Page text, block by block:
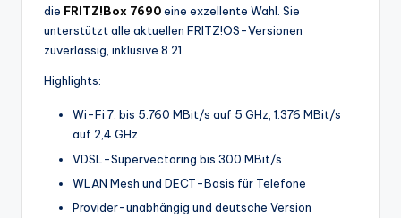
die FRITZ!Box 7690eine exzellente Wahl. Sie
unterstützt alle aktuellen FRITZ!OS-Versionen
zuverlässig, inklusive 8.21.
Highlights:
Wi-Fi 7: bis 5.760 MBit/s auf 5 GHz, 1.376 MBit/s
auf 2,4 GHz
VDSL-Supervectoring bis 300 MBit/s
WLAN Mesh und DECT-Basis für Telefone
Provider-unabhängig und deutsche Version